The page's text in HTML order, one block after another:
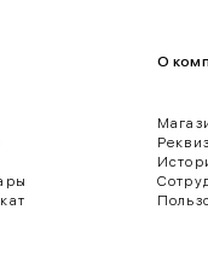
точкам ягодиц.
О